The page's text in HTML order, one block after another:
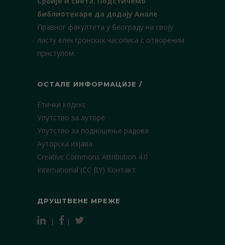
библиотекаре да додају Анале
Правног факултета у Београду на своју
листу електронских часописа с отвореним
приступом.
ОСТАЛЕ ИНФОРМАЦИЈЕ /
Етички кодекс
Упутство за ауторе
Упутство за подношење радова
Ауторска изјава
Creative Commons Attribution 4.0
International (CC BY) Контакт
ДРУШТВЕНЕ МРЕЖЕ
| |